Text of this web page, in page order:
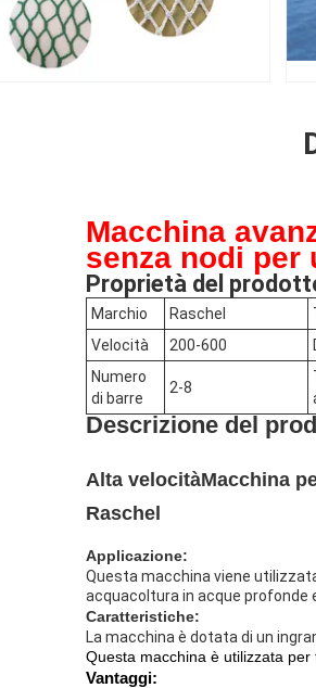
Macchina
senza nodi per
Proprietà del
Marchio Raschel
Velocità
200-600
Numero
di barre
2-8
Descrizione del
Alta velocitàMacchina
Raschel
Applicazione:
Questa macchina viene
acquacoltura in acque profonde
Caratteristiche:
La macchina è dotata di un
Questa macchina è utilizzata
Vantaggi: